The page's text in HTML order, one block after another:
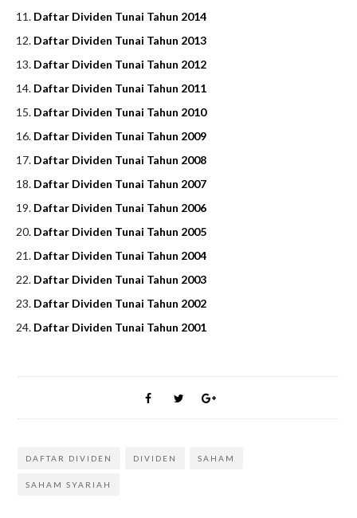
Daftar Dividen Tunai Tahun 2014
Daftar Dividen Tunai Tahun 2013
Daftar Dividen Tunai Tahun 2012
Daftar Dividen Tunai Tahun 2011
Daftar Dividen Tunai Tahun 2010
Daftar Dividen Tunai Tahun 2009
Daftar Dividen Tunai Tahun 2008
Daftar Dividen Tunai Tahun 2007
Daftar Dividen Tunai Tahun 2006
Daftar Dividen Tunai Tahun 2005
Daftar Dividen Tunai Tahun 2004
Daftar Dividen Tunai Tahun 2003
Daftar Dividen Tunai Tahun 2002
Daftar Dividen Tunai Tahun 2001
DAFTAR DIVIDEN DIVIDEN SAHAM
SAHAM SYARIAH